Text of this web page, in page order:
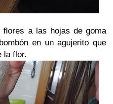
flores a las hojas de goma
en un agujerito que
la flor.